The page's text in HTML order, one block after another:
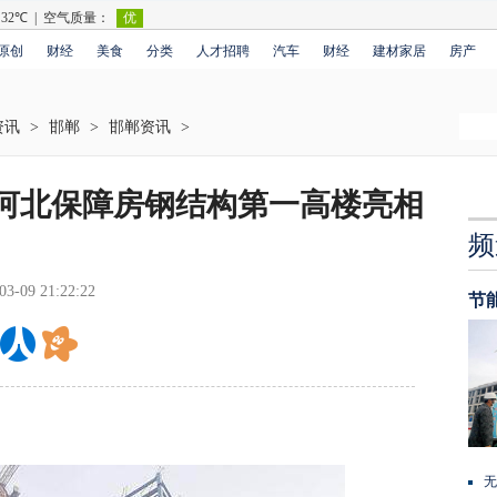
创 财经 美食 分类 人才招聘 汽车 财经 建材家居 房产
讯 > 邯郸 > 邯郸资讯 >
北保障房钢结构第一高楼亮相
09 21:22:22 节